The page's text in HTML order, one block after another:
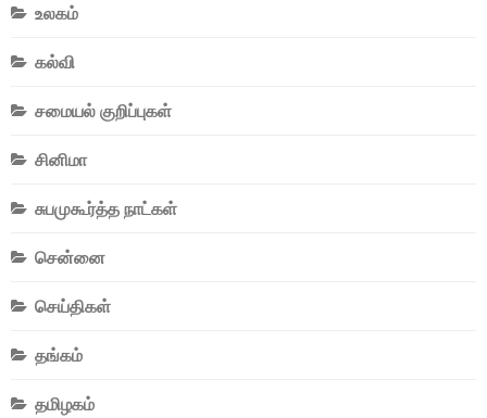
உலகம்
கல்வி
சமையல் குறிப்புகள்
சினிமா
சுபமுகூர்த்த நாட்கள்
சென்னை
செய்திகள்
தங்கம்
தமிழகம்